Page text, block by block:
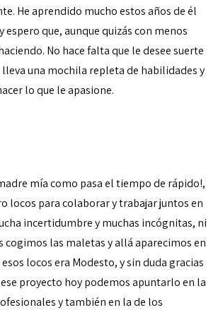
He aprendido mucho estos años de él
espero que, aunque quizás con menos
No hace falta que le desee suerte
lleva una mochila repleta de habilidades y
lo que le apasione.
mía como pasa el tiempo de rápido!,
locos para colaborar y trabajar juntos en
incertidumbre y muchas incógnitas, ni
cogimos las maletas y allá aparecimos en
locos era Modesto, y sin duda gracias
proyecto hoy podemos apuntarlo en la
y también en la de los